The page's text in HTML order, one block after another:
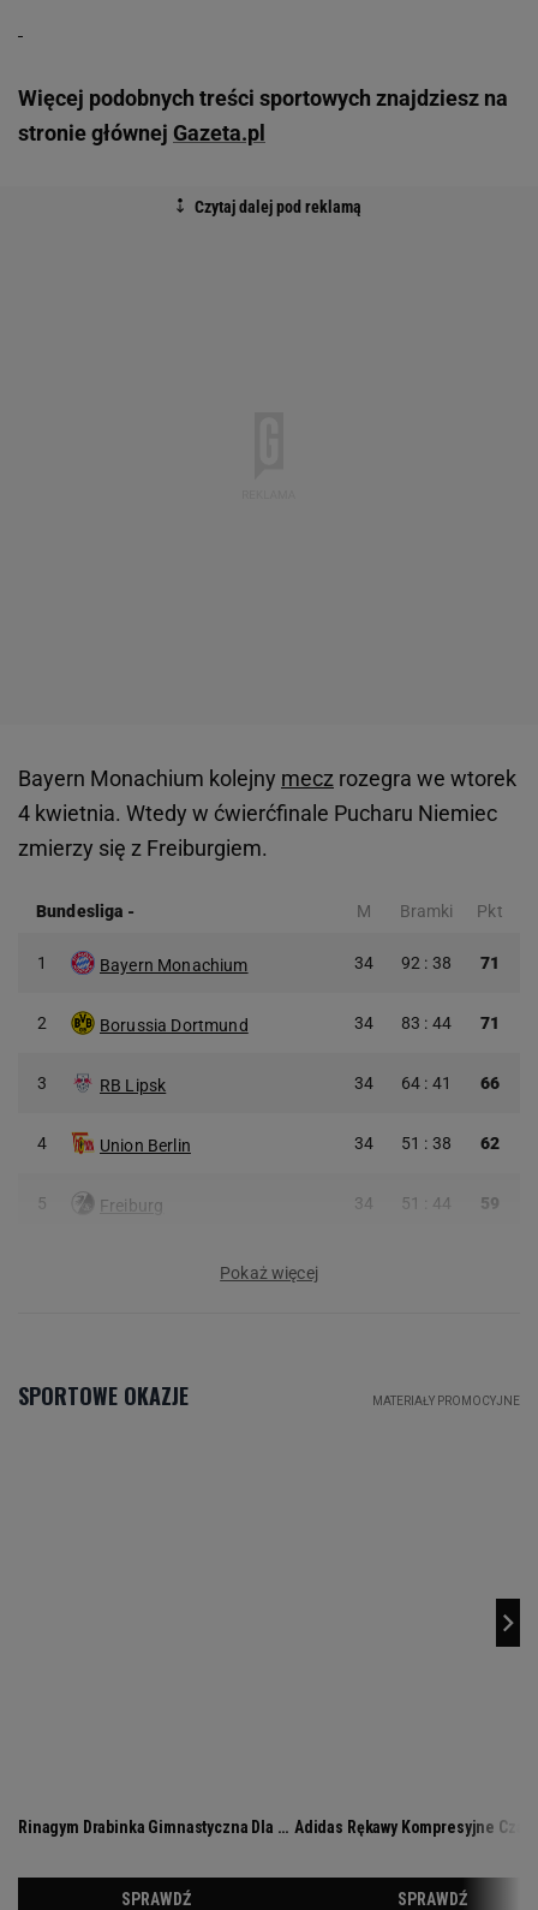
Więcej podobnych treści sportowych znajdziesz na
stronie głównej Gazeta.pl
Bayern Monachium kolejny mecz rozegra we wtorek
4 kwietnia. Wtedy w ćwierćfinale Pucharu Niemiec
zmierzy się z Freiburgiem.
Bundesliga - M Bramki Pkt
1 Bayern Monachium 34 92 : 38 71
2 Borussia Dortmund 34 83 : 44 71
3 RB Lipsk 34 64 : 41 66
4 Union Berlin 34 51 : 38 62
5 Freiburg 34 51 : 44 59
Pokaż więcej